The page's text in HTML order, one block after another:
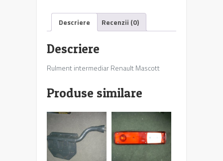
Descriere Recenzii (0)
Descriere
Rulment intermediar Renault Mascott
Produse similare